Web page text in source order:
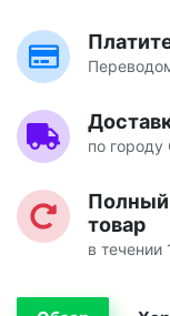
по
Полный
товар
в течении